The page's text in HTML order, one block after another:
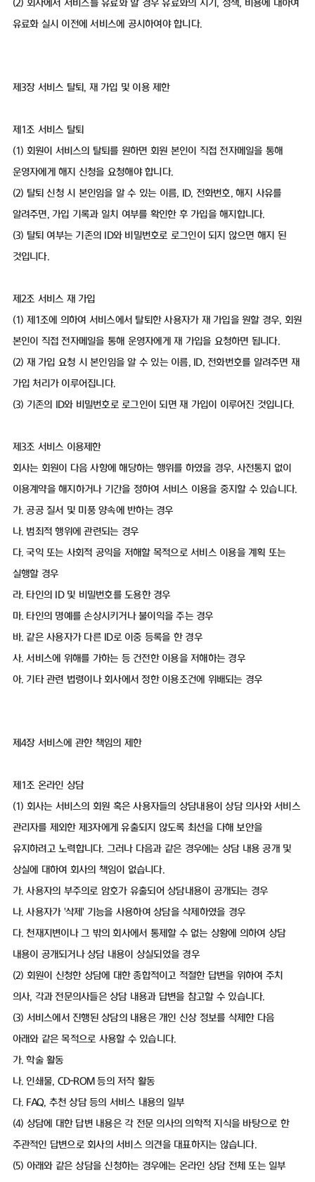
(2) 회사에서 서비스를 유료화 할 경우 유료화의 시기, 정책, 비용에 대하여
유료화 실시 이전에 서비스에 공시하여야 합니다.
제3장 서비스 탈퇴, 재 가입 및 이용 제한
제1조 서비스 탈퇴
(1) 회원이 서비스의 탈퇴를 원하면 회원 본인이 직접 전자메일을 통해
운영자에게 해지 신청을 요청해야 합니다.
(2) 탈퇴 신청 시 본인임을 알 수 있는 이름, ID, 전화번호, 해지 사유를
알려주면, 가입 기록과 일치 여부를 확인한 후 가입을 해지합니다.
(3) 탈퇴 여부는 기존의 ID와 비밀번호로 로그인이 되지 않으면 해지 된
것입니다.
제2조 서비스 재 가입
(1) 제1조에 의하여 서비스에서 탈퇴한 사용자가 재 가입을 원할 경우, 회원
본인이 직접 전자메일을 통해 운영자에게 재 가입을 요청하면 됩니다.
(2) 재 가입 요청 시 본인임을 알 수 있는 이름, ID, 전화번호를 알려주면 재
가입 처리가 이루어집니다.
(3) 기존의 ID와 비밀번호로 로그인이 되면 재 가입이 이루어진 것입니다.
제3조 서비스 이용제한
회사는 회원이 다음 사항에 해당하는 행위를 하였을 경우, 사전통지 없이
이용계약을 해지하거나 기간을 정하여 서비스 이용을 중지할 수 있습니다.
가. 공공 질서 및 미풍 양속에 반하는 경우
나. 범죄적 행위에 관련되는 경우
다. 국익 또는 사회적 공익을 저해할 목적으로 서비스 이용을 계획 또는
실행할 경우
라. 타인의 ID 및 비밀번호를 도용한 경우
마. 타인의 명예를 손상시키거나 불이익을 주는 경우
바. 같은 사용자가 다른 ID로 이중 등록을 한 경우
사. 서비스에 위해를 가하는 등 건전한 이용을 저해하는 경우
아. 기타 관련 법령이나 회사에서 정한 이용조건에 위배되는 경우
제4장 서비스에 관한 책임의 제한
제1조 온라인 상담
(1) 회사는 서비스의 회원 혹은 사용자들의 상담내용이 상담 의사와 서비스
관리자를 제외한 제3자에게 유출되지 않도록 최선을 다해 보안을
유지하려고 노력합니다. 그러나 다음과 같은 경우에는 상담 내용 공개 및
상실에 대하여 회사의 책임이 없습니다.
가. 사용자의 부주의로 암호가 유출되어 상담내용이 공개되는 경우
나. 사용자가 '삭제' 기능을 사용하여 상담을 삭제하였을 경우
다. 천재지변이나 그 밖의 회사에서 통제할 수 없는 상황에 의하여 상담
내용이 공개되거나 상담 내용이 상실되었을 경우
(2) 회원이 신청한 상담에 대한 종합적이고 적절한 답변을 위하여 주치
의사, 각과 전문의사들은 상담 내용과 답변을 참고할 수 있습니다.
(3) 서비스에서 진행된 상담의 내용은 개인 신상 정보를 삭제한 다음
아래와 같은 목적으로 사용할 수 있습니다.
가. 학술 활동
나. 인쇄물, CD-ROM 등의 저작 활동
다. FAQ, 추천 상담 등의 서비스 내용의 일부
(4) 상담에 대한 답변 내용은 각 전문 의사의 의학적 지식을 바탕으로 한
주관적인 답변으로 회사의 서비스 의견을 대표하지는 않습니다.
(5) 아래와 같은 상담을 신청하는 경우에는 온라인 상담 전체 또는 일부